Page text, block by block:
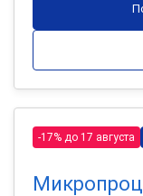
-17% до 17 августа